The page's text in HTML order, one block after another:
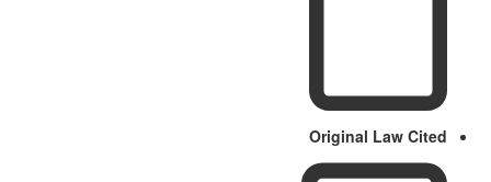
Original Law Cited